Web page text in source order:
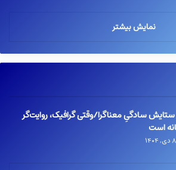
نمایش بیشتر
سادگیِ معناگرا/وقتی گرافیک، روایت‌گر
است
۸ دی, ۱۴۰۴